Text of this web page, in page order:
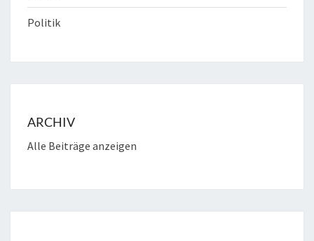
Politik
ARCHIV
Alle Beiträge anzeigen